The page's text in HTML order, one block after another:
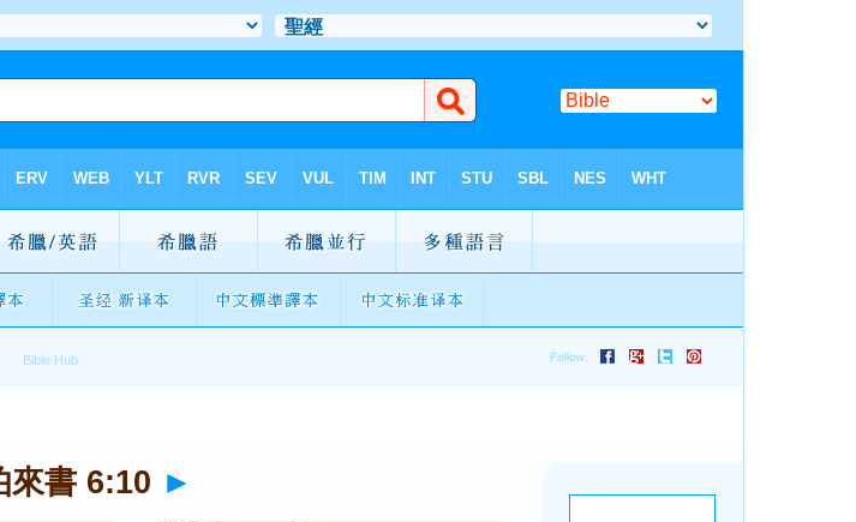
來書 6:10 ►